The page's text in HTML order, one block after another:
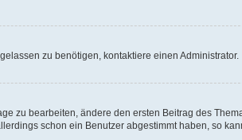
zu benötigen, kontaktiere einen Administrator.
zu bearbeiten, ändere den ersten Beitrag des
schon ein Benutzer abgestimmt haben, so